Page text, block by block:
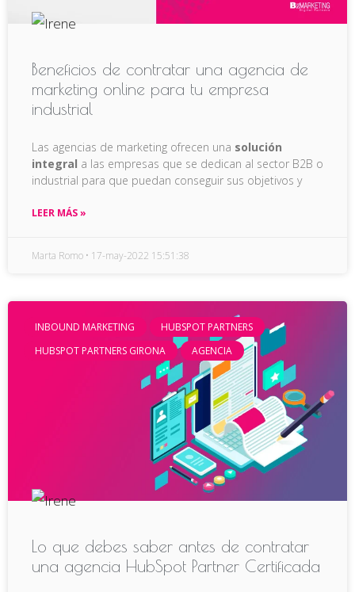
Beneficios de contratar una agencia de
marketing online para tu empresa
industrial
Las agencias de marketing ofrecen una solución
integral a las empresas que se dedican al sector B2B o
industrial para que puedan conseguir sus objetivos y
LEER MÁS »
Marta Romo 17-may-2022 15:51:38
INBOUND MARKETING
HUBSPOT PARTNERS
HUBSPOT PARTNERS GIRONA
AGENCIA
Lo que debes saber antes de contratar
una agencia HubSpot Partner Certificada